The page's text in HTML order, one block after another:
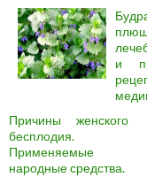
и
Причины женского
бесплодия.
Применяемые
народные средства.